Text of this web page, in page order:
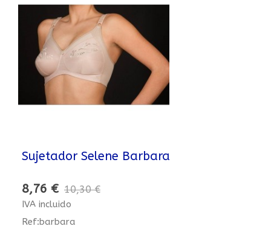
Sujetador Selene Barbara
8,76 € 10,30 €
IVA incluido
Ref:barbara